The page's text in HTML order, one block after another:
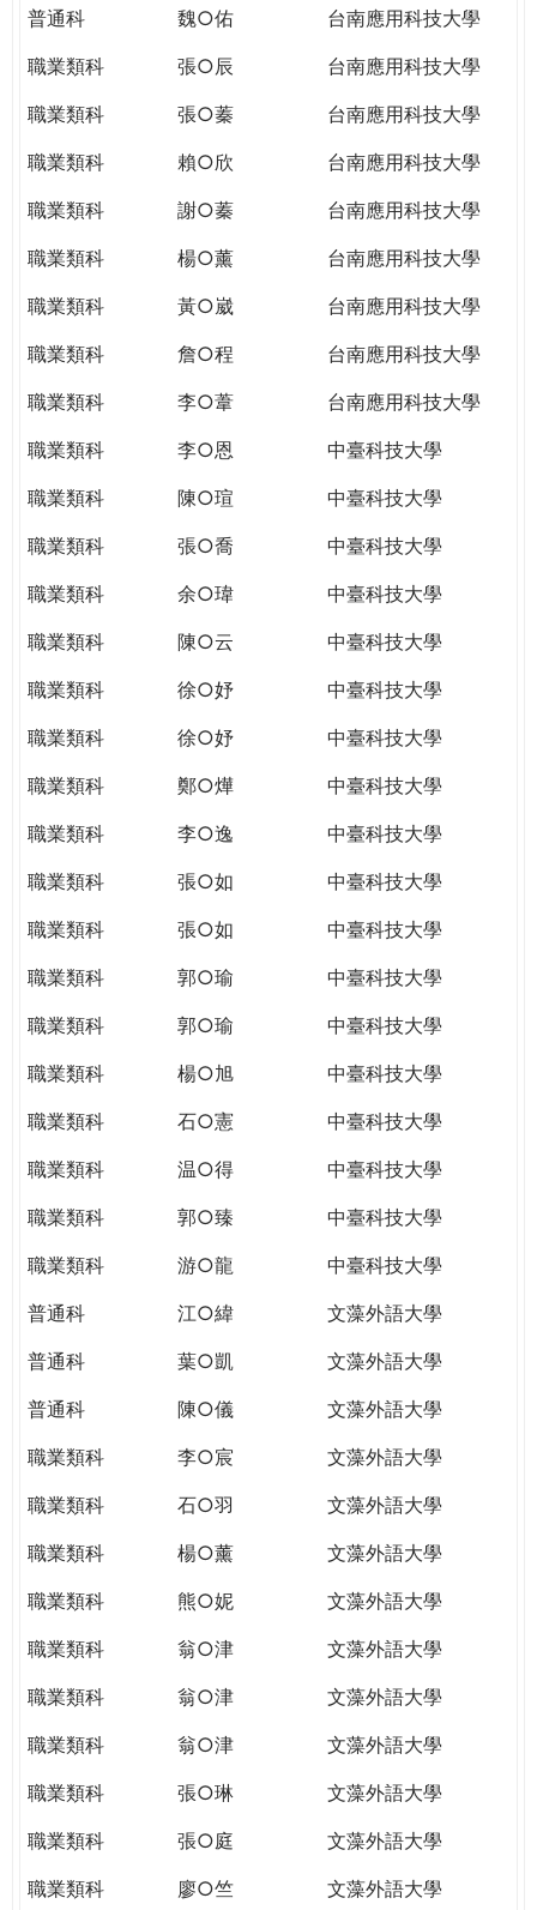
普通科
魏○佑
台南應用科技大學
職業類科
張○辰
台南應用科技大學
職業類科
張○蓁
台南應用科技大學
職業類科
賴○欣
台南應用科技大學
職業類科
謝○蓁
台南應用科技大學
職業類科
楊○薰
台南應用科技大學
職業類科
黃○崴
台南應用科技大學
職業類科
詹○程
台南應用科技大學
職業類科
李○葦
台南應用科技大學
職業類科
李○恩
中臺科技大學
職業類科
陳○瑄
中臺科技大學
職業類科
張○喬
中臺科技大學
職業類科
余○瑋
中臺科技大學
職業類科
陳○云
中臺科技大學
職業類科
徐○妤
中臺科技大學
職業類科
徐○妤
中臺科技大學
職業類科
鄭○燁
中臺科技大學
職業類科
李○逸
中臺科技大學
職業類科
張○如
中臺科技大學
職業類科
張○如
中臺科技大學
職業類科
郭○瑜
中臺科技大學
職業類科
郭○瑜
中臺科技大學
職業類科
楊○旭
中臺科技大學
職業類科
石○憲
中臺科技大學
職業類科
温○得
中臺科技大學
職業類科
郭○臻
中臺科技大學
職業類科
游○龍
中臺科技大學
普通科
江○緯
文藻外語大學
普通科
葉○凱
文藻外語大學
普通科
陳○儀
文藻外語大學
職業類科
李○宸
文藻外語大學
職業類科
石○羽
文藻外語大學
職業類科
楊○薰
文藻外語大學
職業類科
熊○妮
文藻外語大學
職業類科
翁○津
文藻外語大學
職業類科
翁○津
文藻外語大學
職業類科
翁○津
文藻外語大學
職業類科
張○琳
文藻外語大學
職業類科
張○庭
文藻外語大學
職業類科
廖○竺 文藻外語大學